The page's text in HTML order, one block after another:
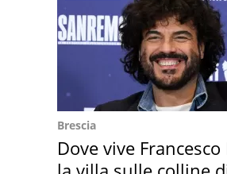
Brescia
Dove vive Francesco